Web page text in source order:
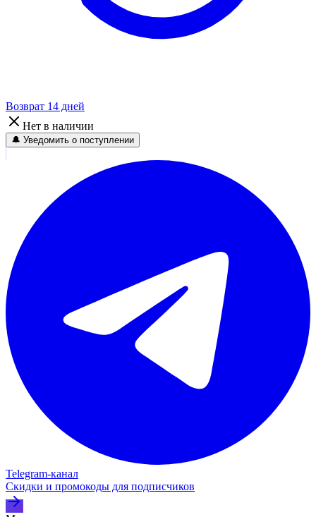
Возврат 14 дней
Нет в наличии
🔔 Уведомить о поступлении
Telegram‑канал
Скидки и промокоды для подписчиков